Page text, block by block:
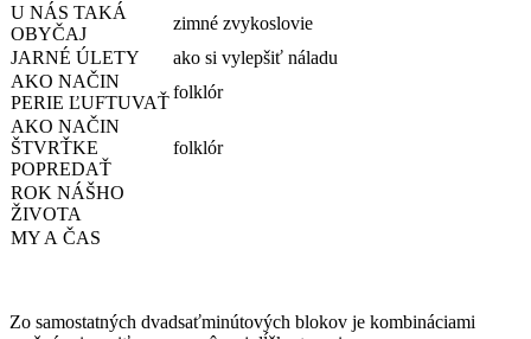
U NÁS TAKÁ
OBYČAJ
zimné zvykoslovie
JARNÉ ÚLETY
ako si vylepšiť náladu
AKO NAČIN
PERIE ĽUFTUVAŤ
folklór
AKO NAČIN
ŠTVRŤKE
POPREDAŤ
folklór
ROK NÁŠHO
ŽIVOTA
MY A ČAS
Zo samostatných dvadsaťminútových blokov je kombináciami